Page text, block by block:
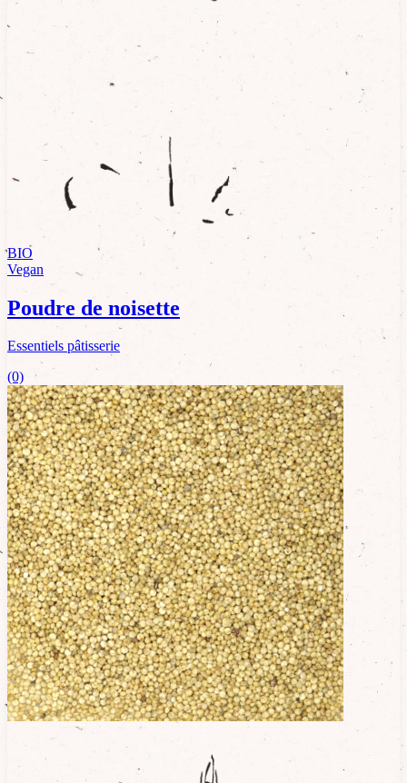
BIO
Vegan
Poudre de noisette
Essentiels pâtisserie
(0)